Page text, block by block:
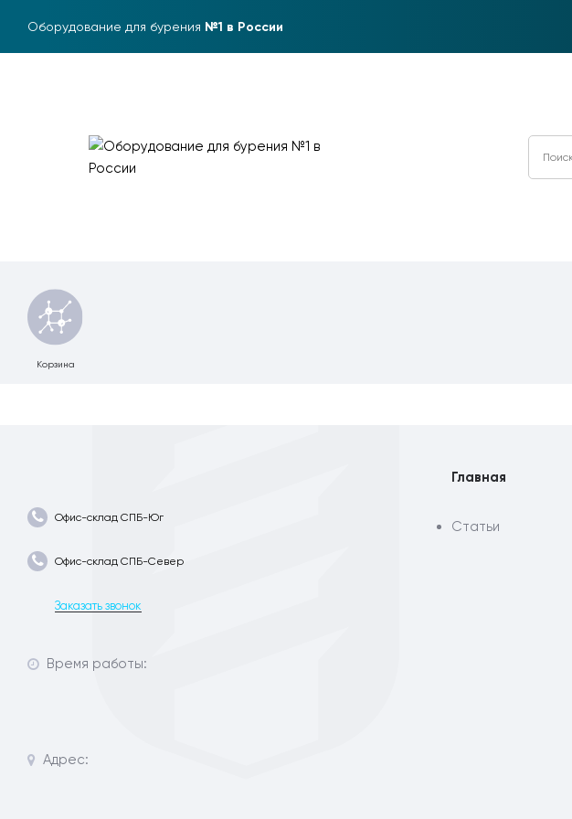
Оборудование для бурения №1 в России
Корзина
Офис-склад СПБ-Юг
Офис-склад СПБ-Север
Заказать звонок
Время работы:
Главная
Статьи
Адрес: